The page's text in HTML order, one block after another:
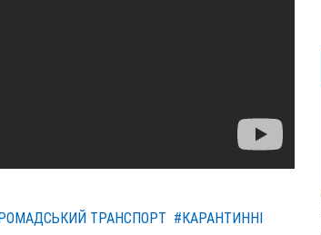
ТРАНСПОРТ #КАРАНТИННІ